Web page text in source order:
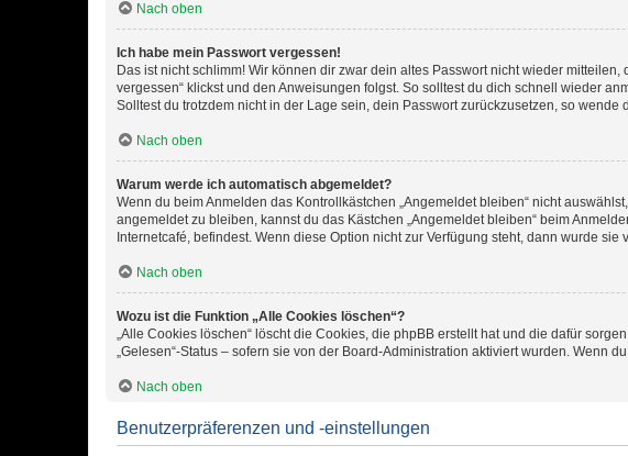
Nach oben
Ich habe mein Passwort vergessen!
Das ist nicht schlimm! Wir können dir zwar dein altes Passwort nicht wieder
vergessen“ klickst und den Anweisungen folgst. So solltest du dich schnell wieder
Solltest du trotzdem nicht in der Lage sein, dein Passwort zurückzusetzen, so wende
Nach oben
Warum werde ich automatisch abgemeldet?
Wenn du beim Anmelden das Kontrollkästchen „Angemeldet bleiben“ nicht
angemeldet zu bleiben, kannst du das Kästchen „Angemeldet bleiben“ beim
Internetcafé, befindest. Wenn diese Option nicht zur Verfügung steht, dann wurde
Nach oben
Wozu ist die Funktion „Alle Cookies löschen“?
„Alle Cookies löschen“ löscht die Cookies, die phpBB erstellt hat und die dafür
„Gelesen“-Status – sofern sie von der Board-Administration aktiviert wurden. Wenn
Nach oben
Benutzerpräferenzen und -einstellungen